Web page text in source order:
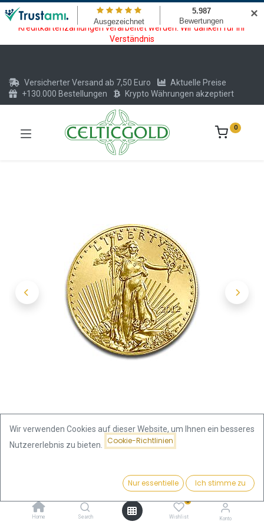
Wartungsarbeiten am Kreditkarten und Krypto Bezahlmodul. In der
Zeit vom 20.07. - 09.08.2026 können keine Krypto oder
Kreditkartenzahlungen verarbeitet werden. Wir danken für Ihr
Verständnis
Preis:
996,13€ Kaufen
Home Search
0
Wishlist Konto
Versicherter Versand ab 7,50 Euro
Aktuelle Preise
+130.000 Bestellungen
Krypto Währungen akzeptiert
0
American Eagle 1/4 Unze Goldmünze | verschiedene Jahre
American Eagle 1/4 Unze
Wir verwenden Cookies auf dieser Website, um Ihnen ein besseres
Nutzererlebnis zu bieten.
Cookie-Richtlinien
Nur essentielle Ich stimme zu
✕